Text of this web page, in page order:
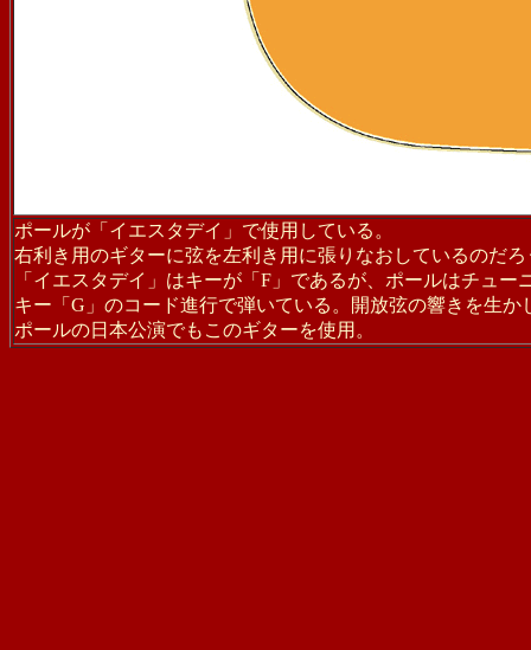
ポールが「イエスタデイ」で使用している。
右利き用のギターに弦を左利き用に張りなおしているのだろ
「イエスタデイ」はキーが「F」であるが、ポールはチュー
キー「G」のコード進行で弾いている。開放弦の響きを生
ポールの日本公演でもこのギターを使用。